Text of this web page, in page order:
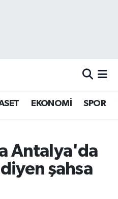
EKONOMİ SPOR
Antalya'da
şahsa
Haritası